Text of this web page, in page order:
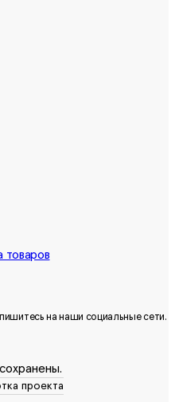
товаров
на наши социальные сети.